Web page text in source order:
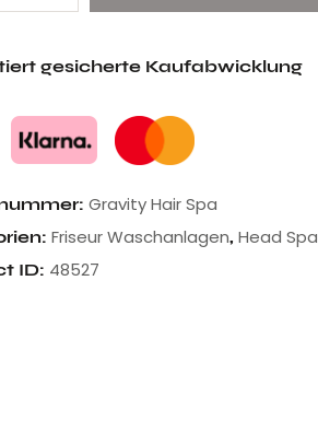
gesicherte Kaufabwicklung
Gravity Hair Spa
Friseur Waschanlagen, Head Spa
ID: 48527